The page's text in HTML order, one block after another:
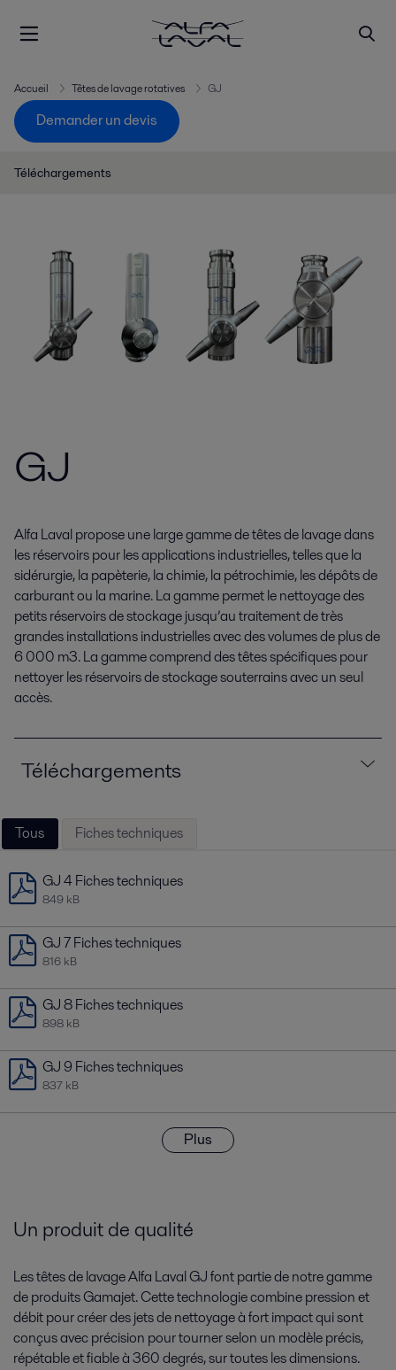
Accueil Têtes de lavage rotatives GJ
Demander un devis
Téléchargements
GJ
Alfa Laval propose une large gamme de têtes de lavage dans
les réservoirs pour les applications industrielles, telles que la
sidérurgie, la papèterie, la chimie, la pétrochimie, les dépôts de
carburant ou la marine. La gamme permet le nettoyage des
petits réservoirs de stockage jusqu’au traitement de très
grandes installations industrielles avec des volumes de plus de
6 000 m3. La gamme comprend des têtes spécifiques pour
nettoyer les réservoirs de stockage souterrains avec un seul
accès.
Téléchargements
Tous Fiches techniques
GJ 4 Fiches techniques
849 kB
GJ 7 Fiches techniques
816 kB
GJ 8 Fiches techniques
898 kB
GJ 9 Fiches techniques
837 kB
Plus
Un produit de qualité
Les têtes de lavage Alfa Laval GJ font partie de notre gamme
de produits Gamajet. Cette technologie combine pression et
débit pour créer des jets de nettoyage à fort impact qui sont
conçus avec précision pour tourner selon un modèle précis,
répétable et fiable à 360 degrés, sur toutes les dimensions.